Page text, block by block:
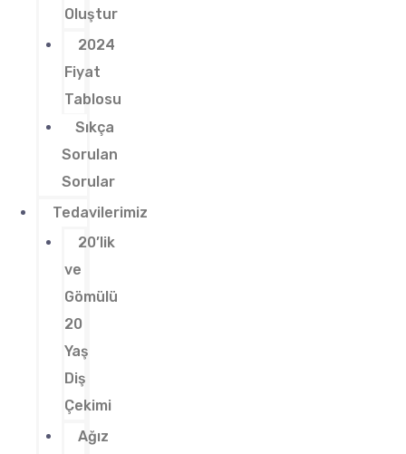
Oluştur
2024
Fiyat
Tablosu
Sıkça
Sorulan
Sorular
Tedavilerimiz
20’lik
ve
Gömülü
20
Yaş
Diş
Çekimi
Ağız